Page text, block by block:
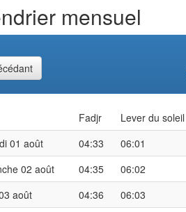
mensuel
Fadjr Lever du soleil
01 août
04:33 06:01
02 août
04:35 06:02
août
04:36 06:03